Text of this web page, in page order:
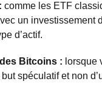
comme les ETF
un investissement
d’actif.
Bitcoins : lorsque
spéculatif et non